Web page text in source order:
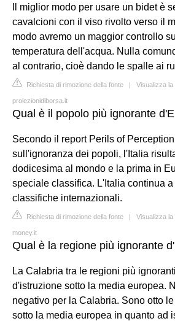
Il miglior modo per usare un bidet è
cavalcioni con il viso rivolto verso il
modo avremo un maggior controllo
temperatura dell'acqua. Nulla
al contrario, cioè dando le spalle ai
Richiesta di rimozione della fonte | Visualizza
proiezionidiborsa.it
Qual è il popolo più ignorante
Secondo il report Perils of
sull'ignoranza dei popoli, l'Italia
dodicesima al mondo e la prima in
speciale classifica. L'Italia continua
classifiche internazionali.
Richiesta di rimozione della fonte | Visualizza
money.it
Qual è la regione più ignorante
La Calabria tra le regioni più
d'istruzione sotto la media europea.
negativo per la Calabria. Sono otto
sotto la media europea in quanto ad